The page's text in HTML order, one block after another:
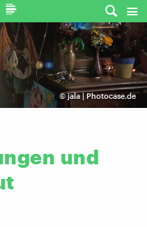
©jala | Photocase.de
und